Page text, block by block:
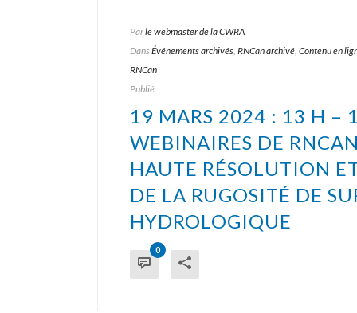
Parle webmaster de la CWRA
DansÉvénements archivés RNCan archivé Contenu en
RNCan
Publié
19 MARS 2024 : 13 H –
WEBINAIRES DE
HAUTE RÉSOLUTION
DE LA RUGOSITÉ DE
HYDROLOGIQUE
0